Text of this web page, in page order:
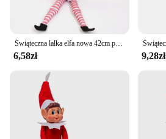
6,58zł 9,28zł